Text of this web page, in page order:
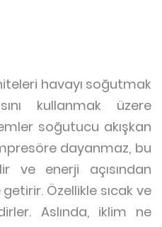
havayı soğutmak
kullanmak üzere
soğutucu akışkan
dayanmaz, bu
ve enerji açısından
Özellikle sıcak ve
Aslında, iklim ne